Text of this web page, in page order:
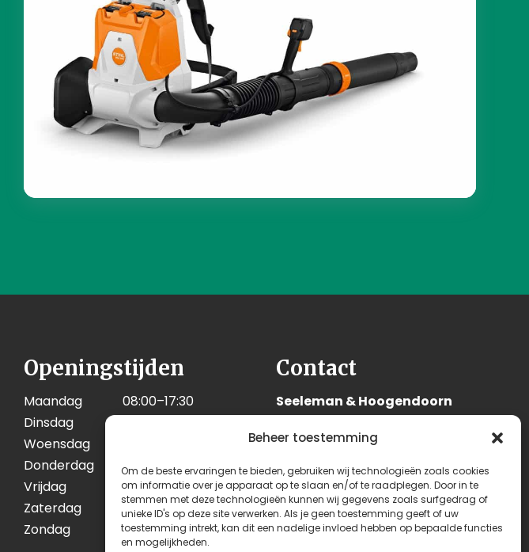
Beheer toestemming
Om de beste ervaringen te bieden, gebruiken wij technologieën zoals cookies
om informatie over je apparaat op te slaan en/of te raadplegen. Door in te
stemmen met deze technologieën kunnen wij gegevens zoals surfgedrag of
unieke ID's op deze site verwerken. Als je geen toestemming geeft of uw
toestemming intrekt, kan dit een nadelige invloed hebben op bepaalde functies
en mogelijkheden.
Openingstijden
Maandag
08:00–17:30
Dinsdag
Woensdag
Donderdag
08:00–17:30
Vrijdag
08:00–17:30
Zaterdag
08:00–12:00
Zondag
Gesloten
Contact
Seeleman & Hoogendoorn
3628 GD Kockengen
Nederland
+31 (0)346 242 114
info@seehoo.nl